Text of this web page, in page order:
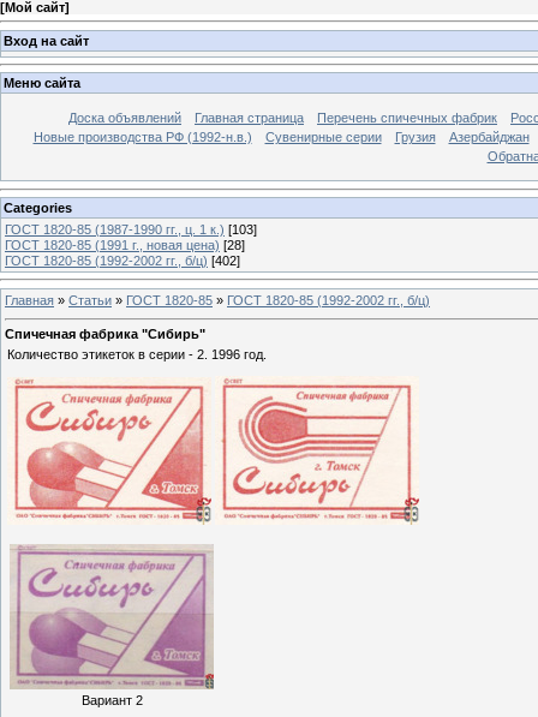
[Мой сайт]
Вход на сайт
Меню сайта
Доска объявлений Главная страница Перечень спичечных фабрик
Новые производства РФ (1992-н.в.)
Сувенирные серии Грузия
Азербайджан
Categories
ГОСТ 1820-85 (1987-1990 гг., ц. 1 к.) [103]
ГОСТ 1820-85 (1991 г., новая цена) [28]
ГОСТ 1820-85 (1992-2002 гг., б/ц) [402]
Главная » Статьи » ГОСТ 1820-85 » ГОСТ 1820-85 (1992-2002 гг., б/ц)
Спичечная фабрика "Сибирь"
Количество этикеток в серии - 2. 1996 год.
Вариант 2